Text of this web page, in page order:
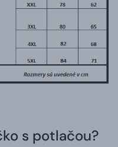
s potlačou?